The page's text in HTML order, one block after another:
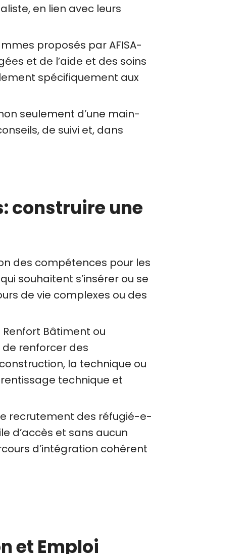
en lien avec leurs
proposés par AFISA-
et de l’aide et des soins
spécifiquement aux
seulement d’une main-
de suivi et, dans
construire une
des compétences pour les
souhaitent s’insérer ou se
de vie complexes ou des
Bâtiment ou
de renforcer des
la technique ou
technique et
recrutement des réfugié-e-
d’accès et sans aucun
d’intégration cohérent
et Emploi